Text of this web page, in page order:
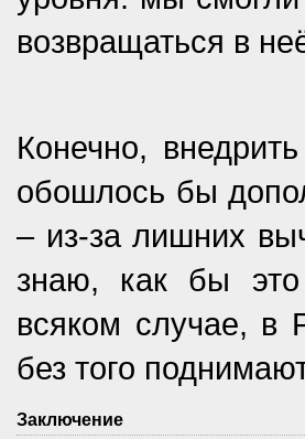
возвращаться в
Конечно,
обошлось бы
– из-за лишних
знаю, как бы это
всяком случае, в
без того
Заключение